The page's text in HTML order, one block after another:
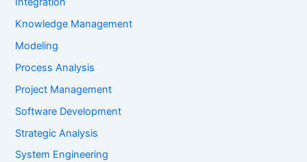
Knowledge Management
Modeling
Process Analysis
Project Management
Software Development
Strategic Analysis
System Engineering